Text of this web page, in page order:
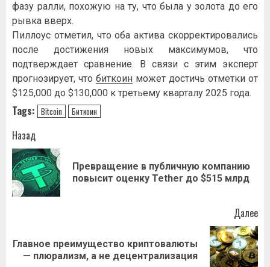
фазу ралли, похожую на ту, что была у золота до его
рывка вверх.
Пиллоус отметил, что оба актива скорректировались
после достижения новых максимумов, что
подтверждает сравнение. В связи с этим эксперт
прогнозирует, что биткоин может достичь отметки от
$125,000 до $130,000 к третьему кварталу 2025 года.
Tags: Bitcoin Биткоин
Навигация
записи
Назад
Превращение в публичную компанию
повысит оценку Tether до $515 млрд
Далее
Следующая
запись:
Главное преимущество криптовалюты
— плюрализм, а не децентрализация